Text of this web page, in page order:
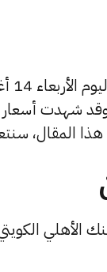
شهدت أسعار
الأهلي